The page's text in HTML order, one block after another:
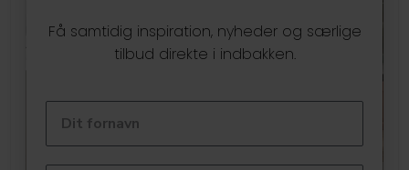
Få samtidig inspiration, nyheder og særlige
tilbud direkte i indbakken.